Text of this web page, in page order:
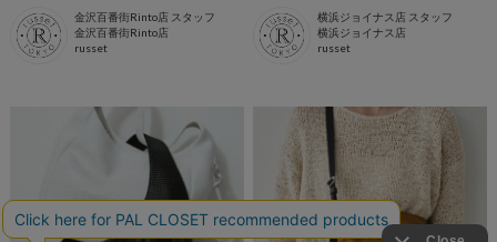
金沢百番街Rinto店 スタッフ
金沢百番街Rinto店
russet
横浜ジョイナス店 スタッフ
横浜ジョイナス店
russet